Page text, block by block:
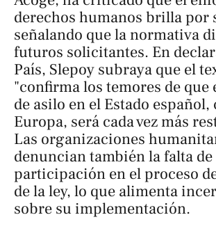
derechos humanos brilla por
señalando que la normativa
futuros solicitantes. En
País, Slepoy subraya que el
"confirma los temores de que
de asilo en el Estado español,
Europa, será cada vez más
Las organizaciones
denuncian también la falta de
participación en el proceso
de la ley, lo que alimenta
sobre su implementación.